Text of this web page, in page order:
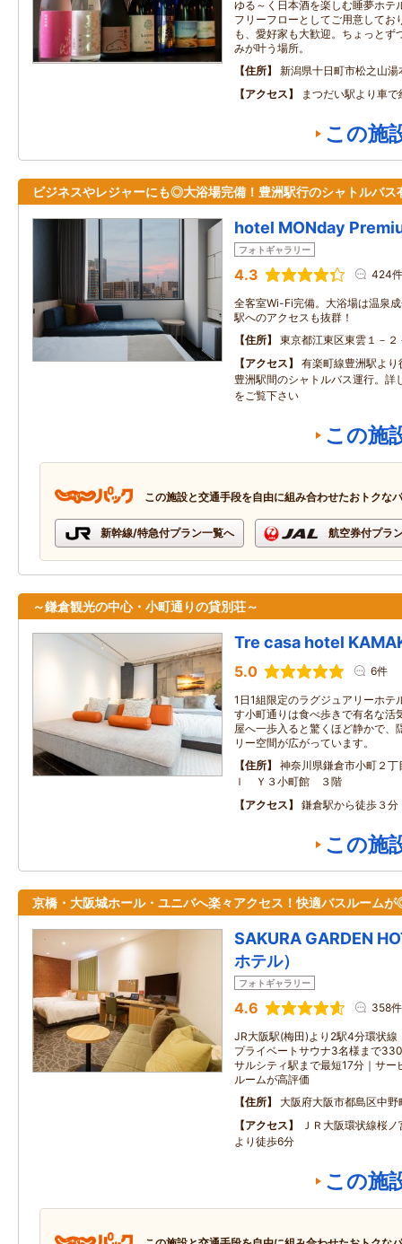
ゆる～く日本酒を楽しむ睡夢ホ
フリーフローとしてご用意してお
も、愛好家も大歓迎。ちょっとず
みが叶う場所。
住所
新潟県十日町市松之山湯
アクセス
まつだい駅より車
この施
ビジネスやレジャーにも◎大浴場完備！豊洲駅行のシャトルバ
hotel MONday
フォトギャラリー
4.3 424件
全客室Wi-Fi完備。大浴場は温泉
駅へのアクセスも抜群！
住所
東京都江東区東雲１－２
アクセス
有楽町線豊洲駅よ
豊洲駅間のシャトルバス運行。詳
をご覧下さい
この施
この施設と交通手段を自由に組み合わせたおトクな
新幹線/特急付プラン一覧へ 航空券付プラ
～鎌倉観光の中心・小町通りの貸別荘～
Tre casa hotel
5.0 6件
1日1組限定のラグジュアリーホテ
す小町通りは食べ歩きで有名な活
屋へ一歩入ると驚くほど静かで、
リー空間が広がっています。
住所
神奈川県鎌倉市小町２
ｌ Ｙ３小町館 ３階
アクセス
鎌倉駅から徒歩３分
この施
京橋・大阪城ホール・ユニバへ楽々アクセス！快適バスルーム
SAKURA GARDEN
ホテル）
フォトギャラリー
4.6 358件
JR大阪駅(梅田)より2駅4分環状
プライベートサウナ3名様まで
サルシティ駅まで最短17分｜サー
ルームが高評価
住所
大阪府大阪市都島区中
アクセス
ＪＲ大阪環状線桜
より徒歩6分
この施